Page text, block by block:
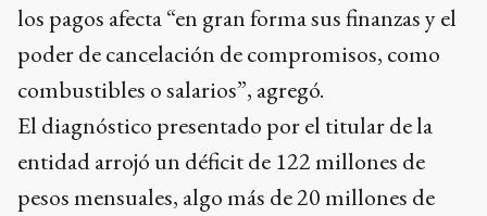
los pagos afecta “en gran forma sus finanzas y el
poder de cancelación de compromisos, como
combustibles o salarios”, agregó.
El diagnóstico presentado por el titular de la
entidad arrojó un déficit de 122 millones de
pesos mensuales, algo más de 20 millones de